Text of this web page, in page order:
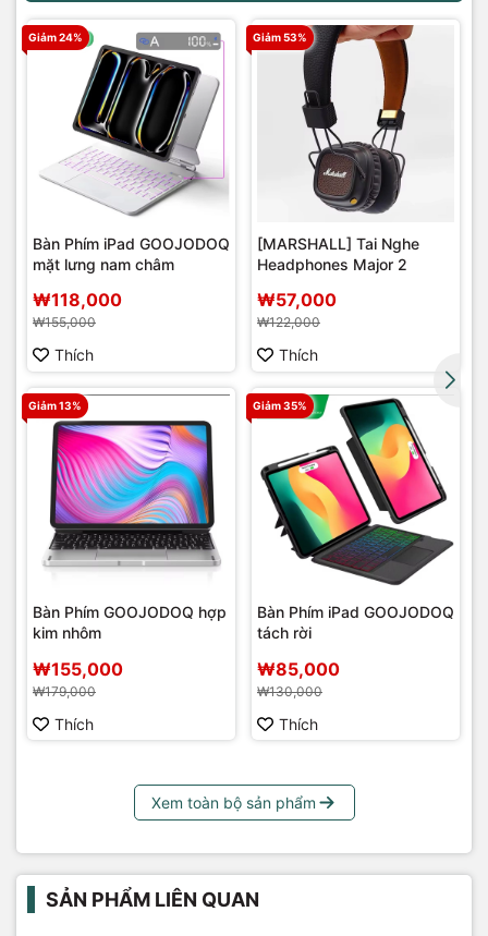
Giảm 24%
Bàn Phím iPad GOOJODOQ
mặt lưng nam châm
₩118,000
₩155,000
Thích
Giảm 53%
[MARSHALL] Tai Nghe
Headphones Major 2
₩57,000
₩122,000
Thích
Giảm 13%
Bàn Phím GOOJODOQ hợp
kim nhôm
₩155,000
₩179,000
Thích
Giảm 35%
Bàn Phím iPad GOOJODOQ
tách rời
₩85,000
₩130,000
Thích
Xem toàn bộ sản phẩm
SẢN PHẨM LIÊN QUAN